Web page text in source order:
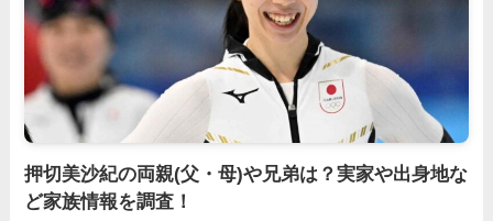
押切美沙紀の両親(父・母)や兄弟は？実家や出身地な
ど家族情報を調査！